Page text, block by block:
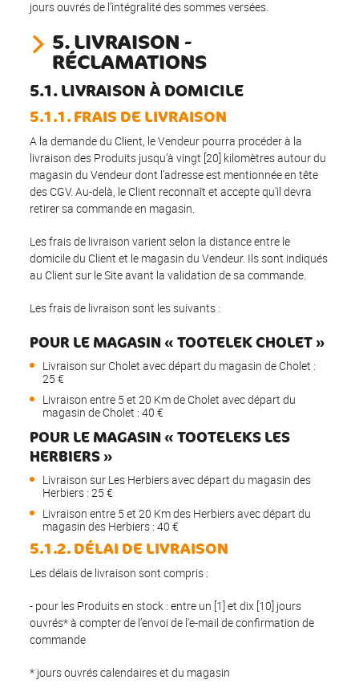
jours ouvrés de l’intégralité des sommes versées.
5. LIVRAISON -
RÉCLAMATIONS
5.1. LIVRAISON À DOMICILE
5.1.1. FRAIS DE LIVRAISON
A la demande du Client, le Vendeur pourra procéder à la
livraison des Produits jusqu’à vingt [20] kilomètres autour du
magasin du Vendeur dont l’adresse est mentionnée en tête
des CGV. Au-delà, le Client reconnaît et accepte qu’il devra
retirer sa commande en magasin.
Les frais de livraison varient selon la distance entre le
domicile du Client et le magasin du Vendeur. Ils sont indiqués
au Client sur le Site avant la validation de sa commande.
Les frais de livraison sont les suivants :
POUR LE MAGASIN « TOOTELEK CHOLET »
Livraison sur Cholet avec départ du magasin de Cholet :
25 €
Livraison entre 5 et 20 Km de Cholet avec départ du
magasin de Cholet : 40 €
POUR LE MAGASIN « TOOTELEKS LES
HERBIERS »
Livraison sur Les Herbiers avec départ du magasin des
Herbiers : 25 €
Livraison entre 5 et 20 Km des Herbiers avec départ du
magasin des Herbiers : 40 €
5.1.2. DÉLAI DE LIVRAISON
Les délais de livraison sont compris :
- pour les Produits en stock : entre un [1] et dix [10] jours
ouvrés* à compter de l’envoi de l'e-mail de confirmation de
commande
* jours ouvrés calendaires et du magasin